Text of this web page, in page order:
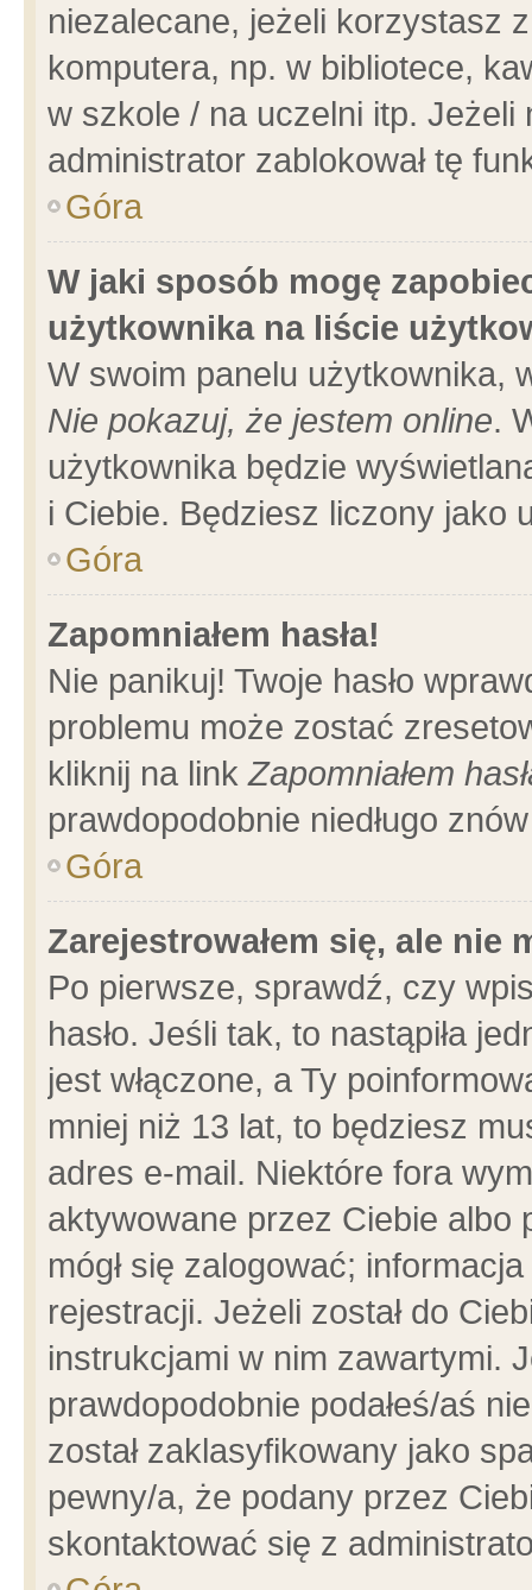
niezalecane, jeżeli korzystasz
komputera, np. w bibliotece,
w szkole / na uczelni itp.
administrator zablokował tę
Góra
W jaki sposób mogę
użytkownika na liście
W swoim panelu użytkownika,
Nie pokazuj, że jestem online.
użytkownika będzie
i Ciebie. Będziesz liczony jako
Góra
Zapomniałem hasła!
Nie panikuj! Twoje hasło
problemu może zostać
kliknij na linkZapomniałem
prawdopodobnie niedługo
Góra
Zarejestrowałem się, ale nie
Po pierwsze, sprawdź, czy
hasło. Jeśli tak, to nastąpiła
jest włączone, a Ty
mniej niż 13 lat, to będziesz
adres e-mail. Niektóre fora
aktywowane przez Ciebie albo
mógł się zalogować;
rejestracji. Jeżeli został do
instrukcjami w nim zawartymi.
prawdopodobnie podałeś/aś
został zaklasyfikowany jako
pewny/a, że podany przez
skontaktować się z